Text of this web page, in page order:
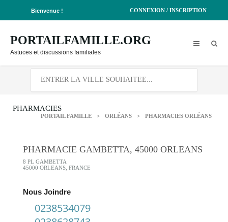
Bienvenue ! CONNEXION / INSCRIPTION
PORTAILFAMILLE.ORG
Astuces et discussions familiales
PHARMACIES
PORTAIL FAMILLE > ORLÉANS > PHARMACIES ORLÉANS
PHARMACIE GAMBETTA, 45000 ORLEANS
8 PL GAMBETTA
45000 ORLEANS, FRANCE
Nous Joindre
0238534079